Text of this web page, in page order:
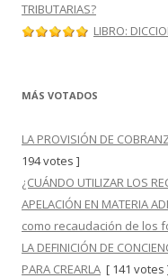
TRIBUTARIAS?
LIBRO:
MÁS VOTADOS
LA PROVISIÓN DE
194 votes ]
¿CUÁNDO UTILIZAR LOS
APELACIÓN EN MATERIA
como recaudación de los
LA DEFINICIÓN DE
PARA CREARLA [ 141 votes